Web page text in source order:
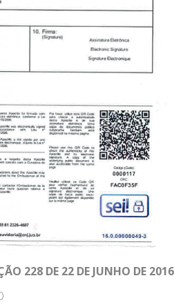
228 DE 22 DE JUNHO DE 2016